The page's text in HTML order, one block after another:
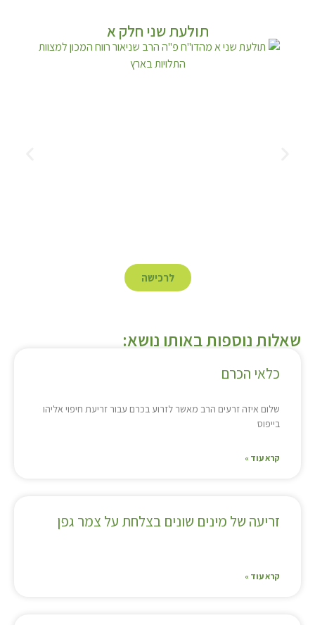
תולעת שני חלק א
לרכישה
שאלות נוספות באותו נושא:
כלאי הכרם
שלום איזה זרעים הרב מאשר לזרוע בכרם עבור זריעת חיפוי אליהו
בייפוס
קרא עוד »
זריעה של מינים שונים בצלחת על צמר גפן
קרא עוד »